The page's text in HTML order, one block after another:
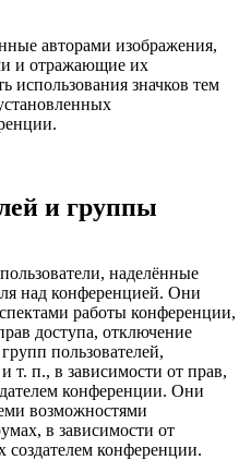
авторами изображения,
и отражающие их
использования значков тем
и группы
наделённые
над конференцией. Они
работы конференции,
доступа, отключение
пользователей,
т. п., в зависимости от прав,
конференции. Они
возможностями
в зависимости от
создателем конференции.